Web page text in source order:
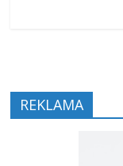
REKLAMA